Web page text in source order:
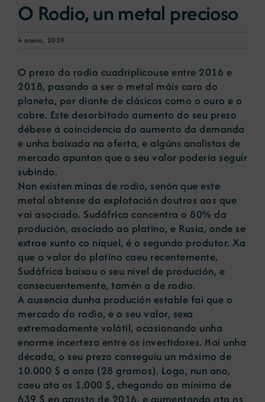
O Rodio, un metal precioso
4 enero, 2019
O prezo do rodio cuadriplicouse entre 2016 e
2018, pasando a ser o metal máis caro do
planeta, por diante de clásicos como o ouro e o
cobre. Este desorbitado aumento do seu prezo
débese á coincidencia do aumento da demanda
e unha baixada na oferta, e algúns analistas de
mercado apuntan que o seu valor podería seguir
subindo.
Non existen minas de rodio, senón que este
metal obtense da explotación doutros aos que
vai asociado. Sudáfrica concentra o 80% da
produción, asociado ao platino, e Rusia, onde se
extrae xunto co níquel, é o segundo produtor. Xa
que o valor do platino caeu recentemente,
Sudáfrica baixou o seu nivel de produción, e
consecuentemente, tamén a de rodio.
A ausencia dunha produción estable fai que o
mercado do rodio, e o seu valor, sexa
extremadamente volátil, ocasionando unha
enorme incerteza entre os investidores. Hai unha
década, o seu prezo conseguiu un máximo de
10.000 $ a onza (28 gramos). Logo, nun ano,
caeu ata os 1.000 $, chegando ao mínimo de
639 $ en agosto de 2016, e aumentando ata os